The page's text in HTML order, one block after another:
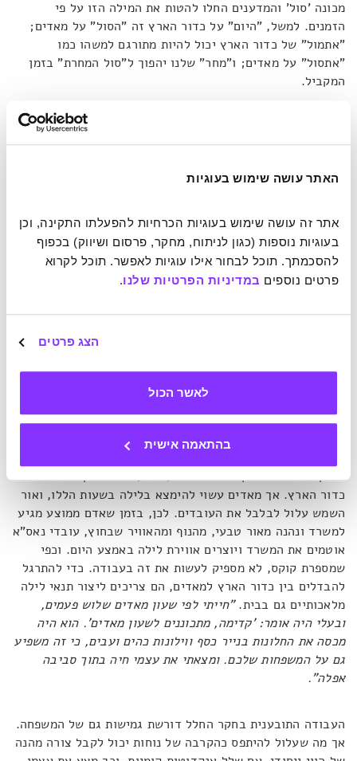
האתר עושה שימוש בעוגיות
פרטים נוספים במדיניות הפרטיות שלנו.
הצג פרטים
לאשר הכול
בהתאמה אישית
מכונה 'סול' והמדענים החלו להטות את המילה הזו על פי
הזמנים. למשל, "היום" על כדור הארץ זה "הסול" על מאדים;
"אתמול" של כדור הארץ יכול להיות מתורגם למשהו כמו
"אתסול" על מאדים; ו"מחר" שלנו יהפוך ל"סול המחרת" בזמן
המקביל.
חקר המאדים יצר בצורה ספונטנית מיקרו-מעבדה להתפתחותה
של תרבות, אפילו ציוויליזציה לא תהיה הגזמה פראית. כיוון
בצורה אגבית כדי לענות על צורך – לא הייתה הסוף לסיפור.
האלה", היא מספרת."האנשים שעובדים על הרוברים – אנחנו –
אומרים 'ה-סול'. ואילו אנשים שעובדים על משימות ההנחתה ולא
משוטטים, הם אומרים 'ה-סואול'. אז אני יכולה לדעת על איזו
משימה עבדתם לפי 'המבטא המאדימי' שלכם".
אדם מבחוץ המבקר במרכז המחקר של נאס"א עשוי להתפתות
חייזרים משוטטים ברחובות לוס אנג'לס בשלוש לפנות בוקר
תפיסת הזמן והתקשורת הם לא ההיבטים היחידים שמושפעים
מזמן מאדים. כשאתם עובדים עם קפיצות בזמן, בשלב מסוים גם
החוקרים משתנות וקורה שהם מגיעים לעבודה בזמן היום של
כדור הארץ. אך מאדים עשוי להימצא בלילה בשעות הללו, ואור
השמש עלול לבלבל את העובדים. לכן, בזמן שאדם ממוצע מגיע
למשרד ונהנה מאור טבעי, מהנוף ומהאוויר שבחוץ, עובדי נאס"א
אוטמים את המשרד ויוצרים אווירת לילה באמצע היום. וכפי
שמספרת קוקס, לא מספיק לעשות את זה בעבודה. כדי להתרגל
להבדלים בין כדור הארץ למאדים, הם צריכים ליצור תנאי לילה
מלאכותיים גם בבית."חייתי לפי שעון מאדים שלוש פעמים,
ובעלי היה אומר: 'קדימה, מתכוננים לשעון מאדים'. הוא היה
מכסה את החלונות בנייר כסף ווילונות כהים ועבים, כי זה משפיע
גם על המשפחות שלכם. ומצאתי את עצמי חיה בתוך סביבה
אפלה".
העבודה התובענית בחקר החלל דורשת גמישות גם של המשפחה.
אך מה שעלול להיתפס כהקרבה של נוחות יכול לקבל צורה מהנה